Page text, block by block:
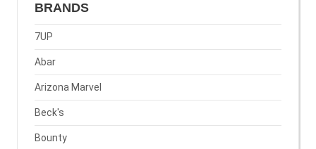
BRANDS
7UP
Abar
Arizona Marvel
Beck's
Bounty